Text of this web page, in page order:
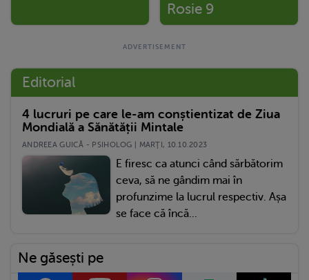
Rosie 9
Editorial
4 lucruri pe care le-am conștientizat de Ziua
Mondială a Sănătății Mintale
ANDREEA GUICĂ - PSIHOLOG | MARŢI, 10.10.2023
E firesc ca atunci când sărbătorim
ceva, să ne gândim mai în
profunzime la lucrul respectiv. Așa
se face că încă...
Ne găsești pe